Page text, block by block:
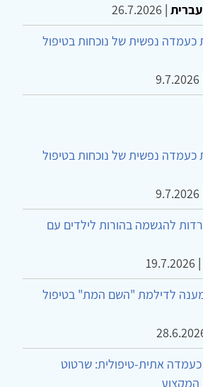
עברית |
26.7.2026
כעמדה נפשית של נוכחות בטיפול
9.7.2026
כעמדה נפשית של נוכחות בטיפול
9.7.2026
להגשמה בהורות לילדים עם
|
19.7.2026
לדילמת "השם המת" בטיפול
אתית-טיפולית: שרטוט
המקצוע